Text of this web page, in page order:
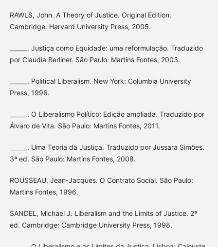
RAWLS, John. A Theory of Justice. Original Edition.
Cambridge: Harvard University Press, 2005.
______. Justiça como Equidade: uma reformulação. Traduzido
por Claudia Berliner. São Paulo: Martins Fontes, 2003.
______. Political Liberalism. New York: Columbia University
Press, 1996.
______. O Liberalismo Político: Edição ampliada. Traduzido por
Álvaro de Vita. São Paulo: Martins Fontes, 2011.
______. Uma Teoria da Justiça. Traduzido por Jussara Simões.
3ª ed. São Paulo: Martins Fontes, 2008.
ROUSSEAU, Jean-Jacques. O Contrato Social. São Paulo:
Martins Fontes, 1996.
SANDEL, Michael J. Liberalism and the Limits of Justice. 2ª
ed. Cambridge: Cambridge University Press, 1998.